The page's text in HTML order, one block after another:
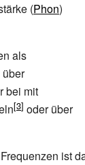
(Phon)
als
bei mit
oder über
ist